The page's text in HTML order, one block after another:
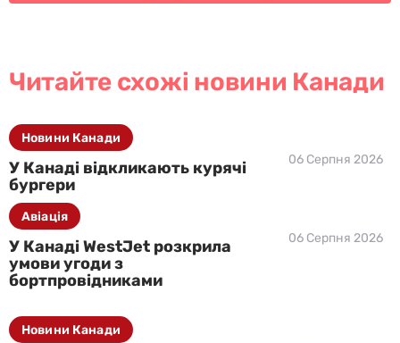
Читайте схожі новини Канади
У Канаді відкликають курячі
бургери
06 Серпня 2026
Новини Канади
У Канаді WestJet розкрила
умови угоди з
бортпровідниками
06 Серпня 2026
Авіація
Новини Канади